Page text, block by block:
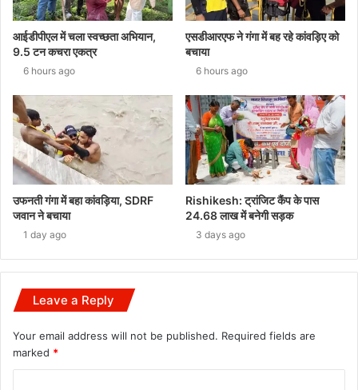
आईडीपीएल में चला स्वच्छता अभियान,
9.5 टन कचरा एकत्र
6 hours ago
एसडीआरएफ ने गंगा में बह रहे कांवड़िए को
बचाया
6 hours ago
उफनती गंगा में बहा कांवड़िया, SDRF
जवान ने बचाया
1 day ago
Rishikesh: ट्रांजिट कैंप के पास
24.68 लाख में बनेगी सड़क
3 days ago
Leave a Reply
Your email address will not be published. Required fields are
marked *